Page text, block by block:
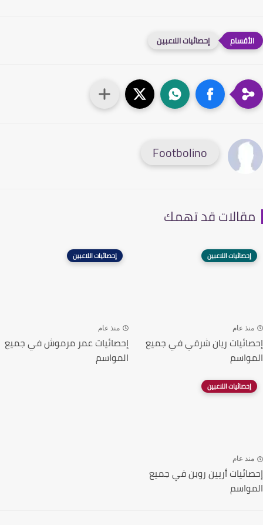
إحصائيات اللاعبين
Footbolino
قد تهمك
إحصائيات اللاعبين
عام
ريان شرقي في جميع
إحصائيات اللاعبين
منذ عام
إحصائيات عمر مرموش في جميع
المواسم
إحصائيات اللاعبين
عام
ٱريين روبن في جميع